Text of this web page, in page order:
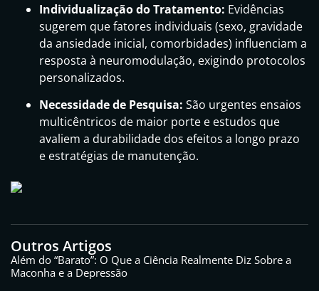
Individualização do Tratamento: Evidências
sugerem que fatores individuais (sexo, gravidade
da ansiedade inicial, comorbidades) influenciam a
resposta à neuromodulação, exigindo protocolos
personalizados.
Necessidade de Pesquisa: São urgentes ensaios
multicêntricos de maior porte e estudos que
avaliem a durabilidade dos efeitos a longo prazo
e estratégias de manutenção.
Outros Artigos
Além do “Barato”: O Que a Ciência Realmente Diz Sobre a
Maconha e a Depressão